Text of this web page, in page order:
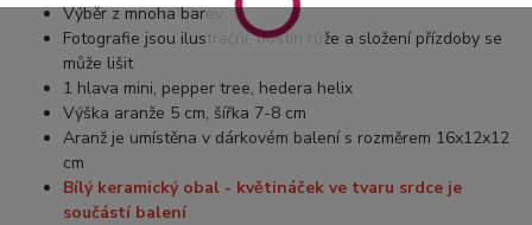
Výběr z mnoha barev
Fotografie jsou ilustrační, odstín růže a složení přízdoby se
může lišit
1 hlava mini, pepper tree, hedera helix
Výška aranže 5 cm, šířka 7-8 cm
Aranž je umístěna v dárkovém balení s rozměrem 16x12x12
cm
Bílý keramický obal - květináček ve tvaru srdce je
součástí balení